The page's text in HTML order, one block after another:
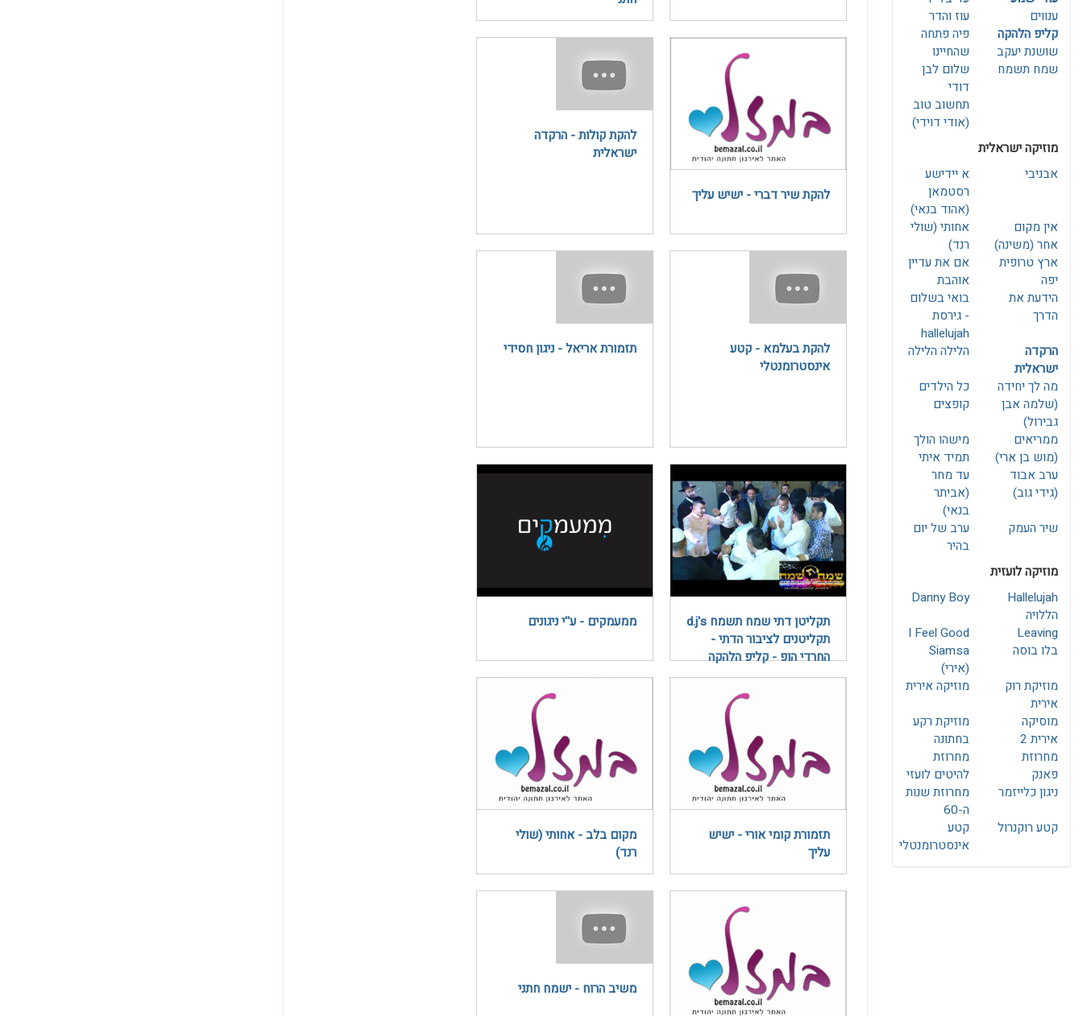
להקת שיר דברי - ישיש עליך
להקת קולות - הרקדה
ישראלית
להקת בעלמא - קטע
אינסטרומנטלי
תזמורת אריאל - ניגון חסידי
תקליטן דתי שמח תשמח d.j's
תקליטנים לציבור הדתי -
החרדי הופ - קליפ הלהקה
ממעמקים - ע''י ניגונים
תזמורת קומי אורי - ישיש
עליך
מקום בלב - אחותי (שולי
רנד)
משיב הרוח - ישמח חתני
עוז והדר
ענווים
פיה פתחה
קליפ הלהקה
שהחיינו
שושנת יעקב
שלום לבן
דודי
שמח תשמח
תחשוב טוב
(אודי דוידי)
מוזיקה ישראלית
א יידישע
(אהוד בנאי)
אבניבי
אחותי (שולי
רנד)
אין מקום
אחר (משינה)
אם את עדיין
אוהבת
ארץ טרופית
יפה
בואי בשלום
- גירסת
hallelujah
הידעת את
הדרך
הלילה הלילה
הרקדה
ישראלית
כל הילדים
קופצים
מה לך יחידה
(שלמה אבן
גבירול)
מישהו הולך
תמיד איתי
ממריאים
(מוש בן ארי)
עד מחר
(אביתר
בנאי)
ערב אבוד
(גידי גוב)
ערב של יום
בהיר
שיר העמק
מוזיקה לועזית
Danny Boy
Hallelujah
הללויה
I Feel Good
Leaving
Siamsa
(אירי)
בלו בוסה
מוזיקה אירית
מוזיקת רוק
אירית
מוזיקת רקע
בחתונה
מוסיקה
אירית 2
מחרוזת
להיטים לועזי
מחרוזת
פאנק
מחרוזת שנות
ה-60
ניגון כלייזמר
קטע
אינסטרומנטלי
קטע רוקנרול